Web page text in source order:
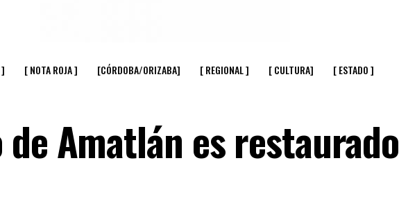
] [ NOTA ROJA ] [CÓRDOBA/ORIZABA] [ REGIONAL ] [ CULTURA] [ ESTADO ]
Amatlán es restaurado